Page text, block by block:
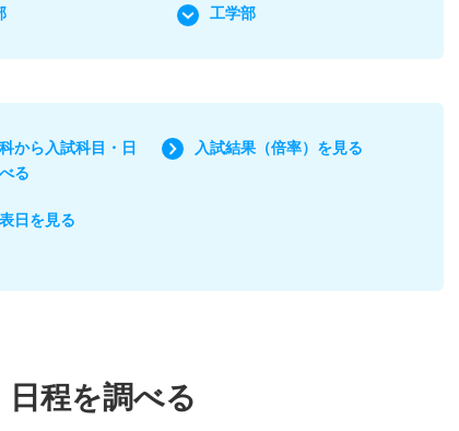
工学部
から入試科目・日
る
入試結果（倍率）を見る
日を見る
程を調べる